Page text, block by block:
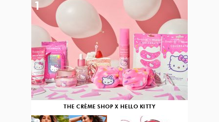
THE CRÈME SHOP X HELLO KITTY
1